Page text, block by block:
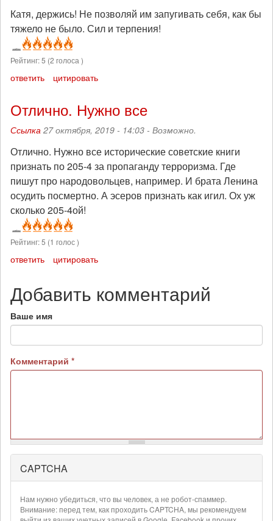
Катя, держись! Не позволяй им запугивать себя, как бы
тяжело не было. Сил и терпения!
Рейтинг:5 (2 голоса )
ответить цитировать
Отлично. Нужно все
Ссылка 27 октября, 2019 - 14:03 - Возможно.
Отлично. Нужно все исторические советские книги
признать по 205-4 за пропаганду терроризма. Где
пишут про народовольцев, например. И брата Ленина
осудить посмертно. А эсеров признать как игил. Ох уж
сколько 205-4ой!
Рейтинг:5 (1 голос )
ответить цитировать
Добавить комментарий
Ваше имя
Комментарий *
Более
подробная
информация
CAPTCHA
Нам нужно убедиться, что вы человек, а не робот-спаммер.
Внимание: перед тем, как проходить CAPTCHA, мы рекомендуем